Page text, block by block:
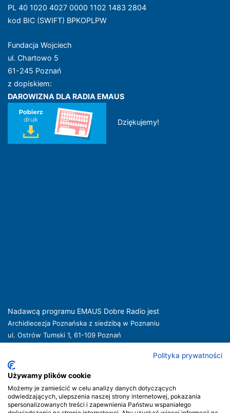
PL 40 1020 4027 0000 1102 1483 2804
kod BIC (SWIFT) BPKOPLPW
Fundacja Wojciech
ul. Chartowo 5
61-245 Poznań
z dopiskiem:
DAROWIZNA DLA RADIA EMAUS
Dziękujemy!
Nadawcą programu EMAUS Dobre Radio jest
Archidiecezja Poznańska z siedzibą w Poznaniu
ul. Ostrów Tumski 1, 61-109 Poznań
Nadawca oferuje usługi medialne obejmujące rozpowszechnianie programu
radiowego pod nazwą EMAUS Dobre Radio oraz prowadzenie portalu
internetową Nadawcy.
Nadawca podlega jurysdykcji polskiej. Organem właściwym w sprawach
Polityka prywatności
Używamy plików cookie
Możemy je zamieścić w celu analizy danych dotyczących
odwiedzających, ulepszenia naszej strony internetowej, pokazania
spersonalizowanych treści i zapewnienia Państwu wspaniałego